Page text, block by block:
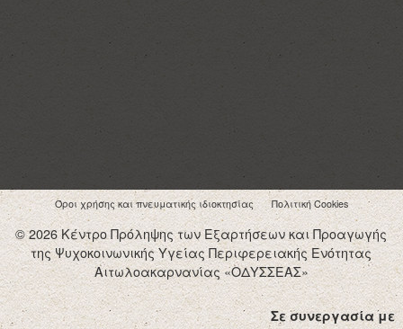
Όροι χρήσης και πνευματικής ιδιοκτησίας Πολιτική Cookies
© 2026 Κέντρο Πρόληψης των Εξαρτήσεων και Προαγωγής
της Ψυχοκοινωνικής Υγείας Περιφερειακής Ενότητας
Αιτωλοακαρνανίας «ΟΔΥΣΣΕΑΣ»
Σε συνεργασία με